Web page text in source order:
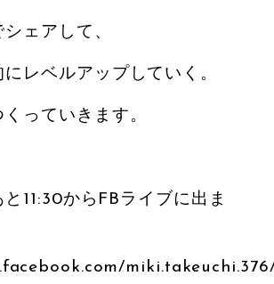
ェアして、
レベルアップしていく。
っていきます。
11:30からFBライブに出ま